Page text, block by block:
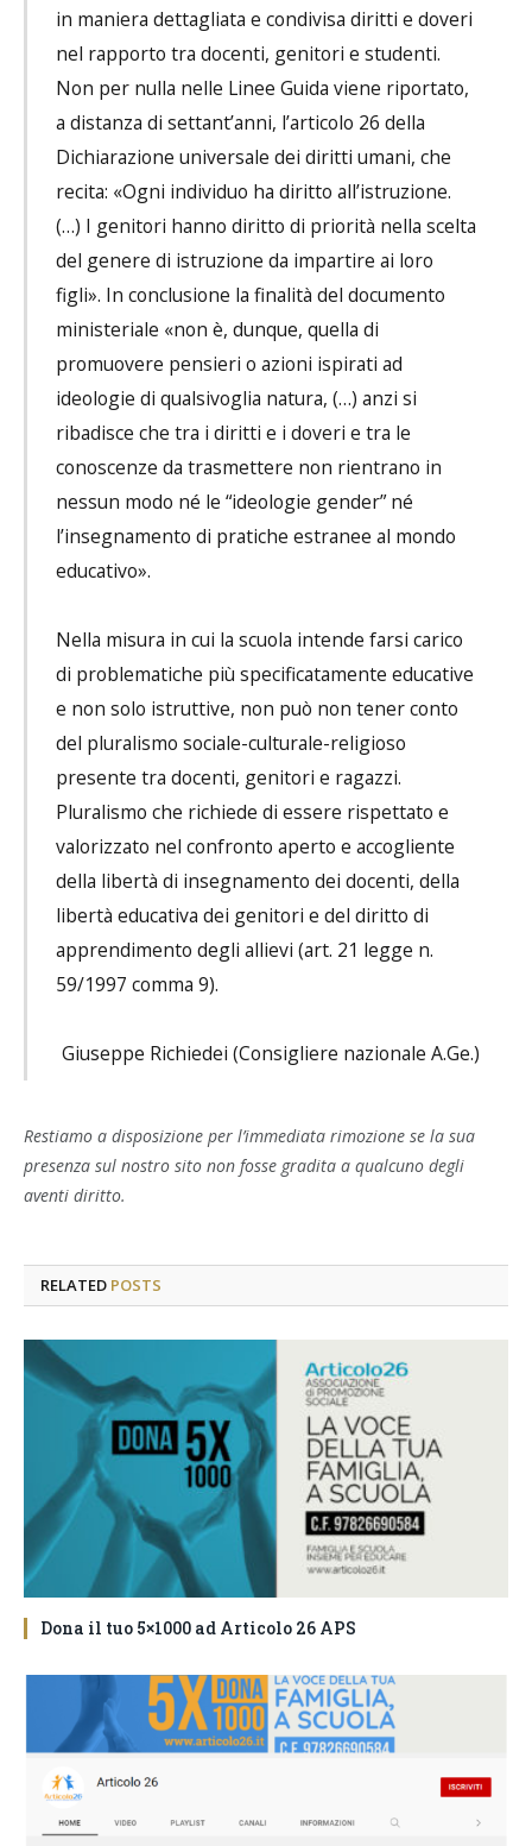
in maniera dettagliata e condivisa diritti e doveri
nel rapporto tra docenti, genitori e studenti.
Non per nulla nelle Linee Guida viene riportato,
a distanza di settant’anni, l’articolo 26 della
Dichiarazione universale dei diritti umani, che
recita: «Ogni individuo ha diritto all’istruzione.
(…) I genitori hanno diritto di priorità nella scelta
del genere di istruzione da impartire ai loro
figli». In conclusione la finalità del documento
ministeriale «non è, dunque, quella di
promuovere pensieri o azioni ispirati ad
ideologie di qualsivoglia natura, (…) anzi si
ribadisce che tra i diritti e i doveri e tra le
conoscenze da trasmettere non rientrano in
nessun modo né le “ideologie gender” né
l’insegnamento di pratiche estranee al mondo
educativo».
Nella misura in cui la scuola intende farsi carico
di problematiche più specificatamente educative
e non solo istruttive, non può non tener conto
del pluralismo sociale-culturale-religioso
presente tra docenti, genitori e ragazzi.
Pluralismo che richiede di essere rispettato e
valorizzato nel confronto aperto e accogliente
della libertà di insegnamento dei docenti, della
libertà educativa dei genitori e del diritto di
apprendimento degli allievi (art. 21 legge n.
59/1997 comma 9).
Giuseppe Richiedei (Consigliere nazionale A.Ge.)
Restiamo a disposizione per l’immediata rimozione se la sua
presenza sul nostro sito non fosse gradita a qualcuno degli
aventi diritto.
RELATED POSTS
Dona il tuo 5×1000 ad Articolo 26 APS